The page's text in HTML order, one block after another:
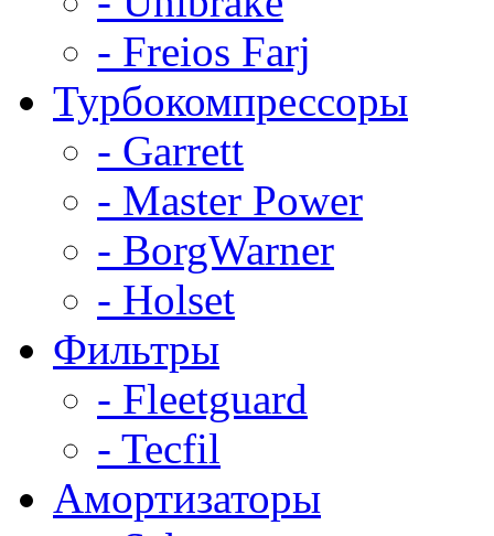
- Freios Farj
Турбокомпрессоры
- Garrett
- Master Power
- BorgWarner
- Holset
Фильтры
- Fleetguard
- Tecfil
Амортизаторы